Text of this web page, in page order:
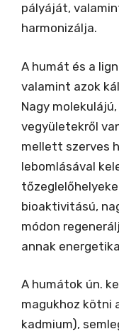
pályáját,
harmonizálja.
A humát és a
valamint azok
Nagy
vegyületekről
mellett szerves
lebomlásával
bioaktivitású,
módon
annak
A humátok ún.
magukhoz kötni
kadmium),